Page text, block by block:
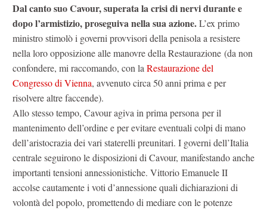
Dal canto suo Cavour, superata la crisi di nervi durante e
dopo l’armistizio, proseguiva nella sua azione.L’ex primo
ministro stimolò i governi provvisori della penisola a resistere
nella loro opposizione alle manovre della Restaurazione (da non
confondere, mi raccomando, con la Restaurazione del
Congresso di Vienna, avvenuto circa 50 anni prima e per
risolvere altre faccende).
Allo stesso tempo, Cavour agiva in prima persona per il
mantenimento dell’ordine e per evitare eventuali colpi di mano
dell’aristocrazia dei vari staterelli preunitari. I governi dell’Italia
centrale seguirono le disposizioni di Cavour, manifestando anche
importanti tensioni annessionistiche. Vittorio Emanuele II
accolse cautamente i voti d’annessione quali dichiarazioni di
volontà del popolo, promettendo di mediare con le potenze